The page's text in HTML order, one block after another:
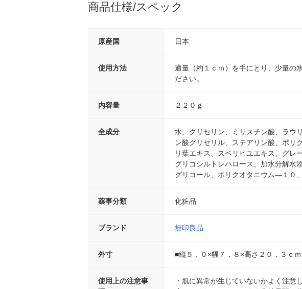
商品仕様/スペック
原産国 日本
使用方法
適量（約１ｃｍ）を手にとり、少量の
ださい。
内容量 ２２０ｇ
全成分
水、グリセリン、ミリスチン酸、ラウ
ン酸グリセリル、ステアリン酸、ポリ
リ葉エキス、スベリヒユエキス、グ
グリコシルトレハロース、加水分解水
グリコール、ポリクオタニウム―１０
薬事分類 化粧品
ブランド 無印良品
外寸 ■縦５．０×幅７．８×高さ２０．３ｃｍ
使用上の注意事
・肌に異常が生じていないかよく注